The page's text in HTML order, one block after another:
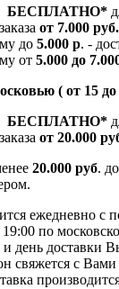
БЕСПЛАТНО*
от 7.000 руб.
до 5.000 р. -
от 5.000 до
( от 15
БЕСПЛАТНО*
от 20.000
20.000 руб.
ежедневно с
по
день доставки
свяжется с